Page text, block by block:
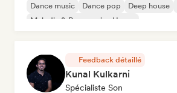
Dance music
Dance pop Deep house
Melodic & Progressive House
Feedback détaillé
Kunal Kulkarni
Spécialiste Son